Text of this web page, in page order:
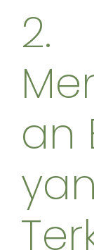
2.
an